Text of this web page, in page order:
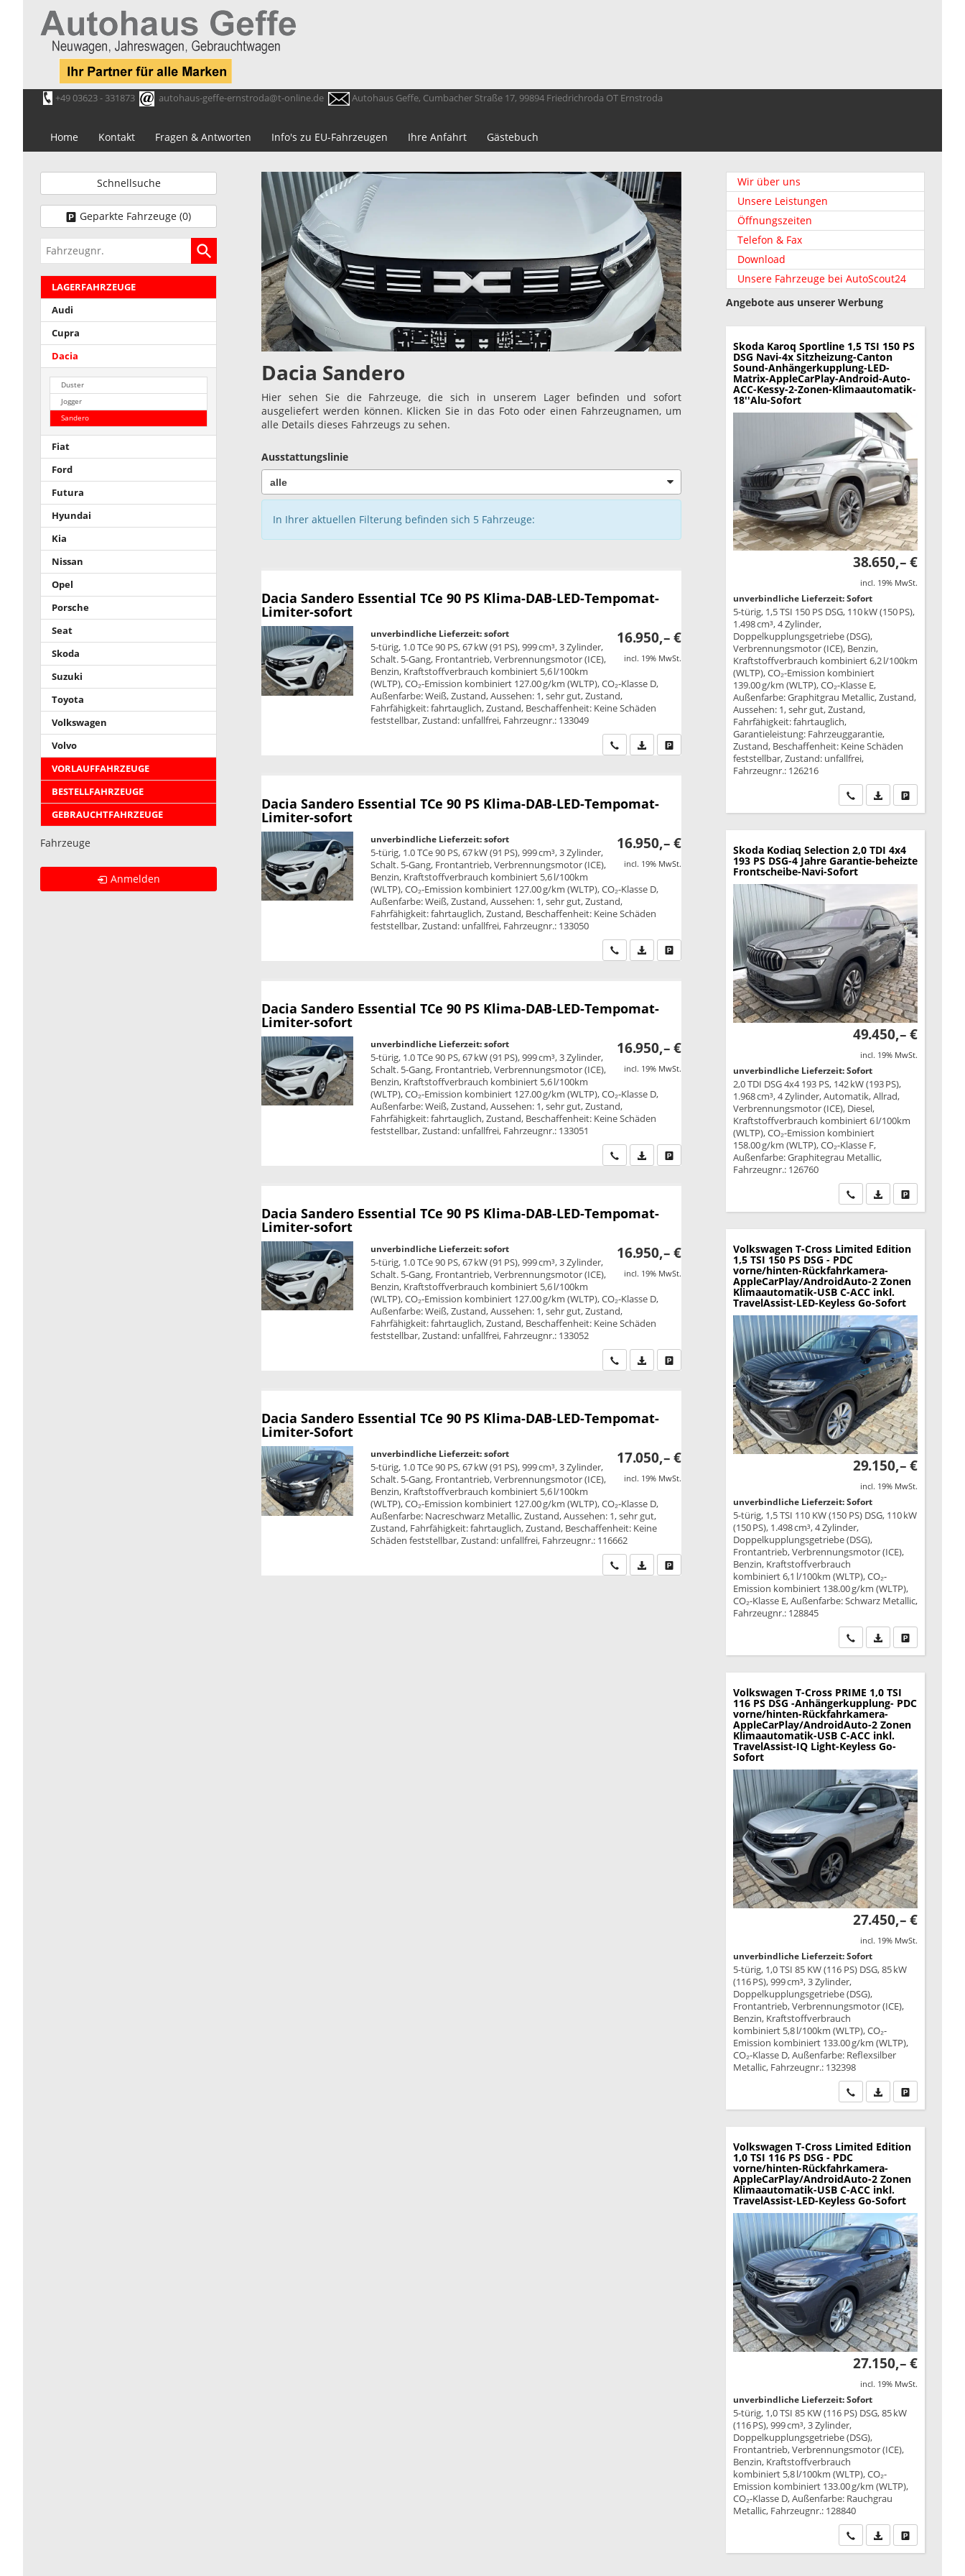
+49 03623 - 331873 autohaus-geffe-ernstroda@t-online.de Autohaus Geffe, Cumbacher Straße 17, 99894 Friedrichroda OT Ernstroda
Home Kontakt Fragen & Antworten Info's zu EU-Fahrzeugen Ihre Anfahrt Gästebuch
Dacia Sandero
Hier sehen Sie die Fahrzeuge, die sich in unserem Lager befinden und sofort
ausgeliefert werden können. Klicken Sie in das Foto oder einen Fahrzeugnamen, um
alle Details dieses Fahrzeugs zu sehen.
Ausstattungslinie
In Ihrer aktuellen Filterung befinden sich 5 Fahrzeuge:
Dacia Sandero Essential TCe 90 PS Klima-DAB-LED-Tempomat-
Limiter-sofort
16.950,– €
incl. 19% MwSt.
unverbindliche Lieferzeit: sofort
5-türig, 1.0 TCe 90 PS, 67 kW (91 PS), 999 cm³, 3 Zylinder,
Schalt. 5-Gang, Frontantrieb, Verbrennungsmotor (ICE),
Benzin, Kraftstoffverbrauch kombiniert 5,6 l/100km
(WLTP), CO₂-Emission kombiniert 127.00 g/km (WLTP), CO₂-Klasse D,
Außenfarbe: Weiß, Zustand, Aussehen: 1, sehr gut, Zustand,
Fahrfähigkeit: fahrtauglich, Zustand, Beschaffenheit: Keine Schäden
feststellbar, Zustand: unfallfrei, Fahrzeugnr.: 133049
Wir rufen Sie anPDF-Datei, Fahrzeugexposé drucken
Drucken, parken oder vergleichen
Dacia Sandero Essential TCe 90 PS Klima-DAB-LED-Tempomat-
Limiter-sofort
16.950,– €
incl. 19% MwSt.
unverbindliche Lieferzeit: sofort
5-türig, 1.0 TCe 90 PS, 67 kW (91 PS), 999 cm³, 3 Zylinder,
Schalt. 5-Gang, Frontantrieb, Verbrennungsmotor (ICE),
Benzin, Kraftstoffverbrauch kombiniert 5,6 l/100km
(WLTP), CO₂-Emission kombiniert 127.00 g/km (WLTP), CO₂-Klasse D,
Außenfarbe: Weiß, Zustand, Aussehen: 1, sehr gut, Zustand,
Fahrfähigkeit: fahrtauglich, Zustand, Beschaffenheit: Keine Schäden
feststellbar, Zustand: unfallfrei, Fahrzeugnr.: 133050
Wir rufen Sie anPDF-Datei, Fahrzeugexposé drucken
Drucken, parken oder vergleichen
Dacia Sandero Essential TCe 90 PS Klima-DAB-LED-Tempomat-
Limiter-sofort
16.950,– €
incl. 19% MwSt.
unverbindliche Lieferzeit: sofort
5-türig, 1.0 TCe 90 PS, 67 kW (91 PS), 999 cm³, 3 Zylinder,
Schalt. 5-Gang, Frontantrieb, Verbrennungsmotor (ICE),
Benzin, Kraftstoffverbrauch kombiniert 5,6 l/100km
(WLTP), CO₂-Emission kombiniert 127.00 g/km (WLTP), CO₂-Klasse D,
Außenfarbe: Weiß, Zustand, Aussehen: 1, sehr gut, Zustand,
Fahrfähigkeit: fahrtauglich, Zustand, Beschaffenheit: Keine Schäden
feststellbar, Zustand: unfallfrei, Fahrzeugnr.: 133051
Wir rufen Sie anPDF-Datei, Fahrzeugexposé drucken
Drucken, parken oder vergleichen
Dacia Sandero Essential TCe 90 PS Klima-DAB-LED-Tempomat-
Limiter-sofort
16.950,– €
incl. 19% MwSt.
unverbindliche Lieferzeit: sofort
5-türig, 1.0 TCe 90 PS, 67 kW (91 PS), 999 cm³, 3 Zylinder,
Schalt. 5-Gang, Frontantrieb, Verbrennungsmotor (ICE),
Benzin, Kraftstoffverbrauch kombiniert 5,6 l/100km
(WLTP), CO₂-Emission kombiniert 127.00 g/km (WLTP), CO₂-Klasse D,
Außenfarbe: Weiß, Zustand, Aussehen: 1, sehr gut, Zustand,
Fahrfähigkeit: fahrtauglich, Zustand, Beschaffenheit: Keine Schäden
feststellbar, Zustand: unfallfrei, Fahrzeugnr.: 133052
Wir rufen Sie anPDF-Datei, Fahrzeugexposé drucken
Drucken, parken oder vergleichen
Dacia Sandero Essential TCe 90 PS Klima-DAB-LED-Tempomat-
Limiter-Sofort
17.050,– €
incl. 19% MwSt.
unverbindliche Lieferzeit: sofort
5-türig, 1.0 TCe 90 PS, 67 kW (91 PS), 999 cm³, 3 Zylinder,
Schalt. 5-Gang, Frontantrieb, Verbrennungsmotor (ICE),
Benzin, Kraftstoffverbrauch kombiniert 5,6 l/100km
(WLTP), CO₂-Emission kombiniert 127.00 g/km (WLTP), CO₂-Klasse D,
Außenfarbe: Nacreschwarz Metallic, Zustand, Aussehen: 1, sehr gut,
Zustand, Fahrfähigkeit: fahrtauglich, Zustand, Beschaffenheit: Keine
Schäden feststellbar, Zustand: unfallfrei, Fahrzeugnr.: 116662
Wir rufen Sie anPDF-Datei, Fahrzeugexposé drucken
Drucken, parken oder vergleichen
Schnellsuche
Geparkte Fahrzeuge (0)
Fahrzeugnr.
LAGERFAHRZEUGE
Audi
Cupra
Dacia
Duster
Jogger
Sandero
Fiat
Ford
Futura
Hyundai
Kia
Nissan
Opel
Porsche
Seat
Skoda
Suzuki
Toyota
Volkswagen
Volvo
VORLAUFFAHRZEUGE
BESTELLFAHRZEUGE
GEBRAUCHTFAHRZEUGE
Fahrzeuge
Anmelden
Wir über uns
Unsere Leistungen
Öffnungszeiten
Telefon & Fax
Download
Unsere Fahrzeuge bei AutoScout24
Angebote aus unserer Werbung
Skoda Karoq Sportline 1,5 TSI 150 PS
DSG Navi-4x Sitzheizung-Canton
Sound-Anhängerkupplung-LED-
Matrix-AppleCarPlay-Android-Auto-
ACC-Kessy-2-Zonen-Klimaautomatik-
18''Alu-Sofort
38.650,– €
incl. 19% MwSt.
unverbindliche Lieferzeit: Sofort
5-türig, 1,5 TSI 150 PS DSG, 110 kW (150 PS),
1.498 cm³, 4 Zylinder,
Doppelkupplungsgetriebe (DSG),
Verbrennungsmotor (ICE), Benzin,
Kraftstoffverbrauch kombiniert 6,2 l/100km
(WLTP), CO₂-Emission kombiniert
139.00 g/km (WLTP), CO₂-Klasse E,
Außenfarbe: Graphitgrau Metallic, Zustand,
Aussehen: 1, sehr gut, Zustand,
Fahrfähigkeit: fahrtauglich,
Garantieleistung: Fahrzeuggarantie,
Zustand, Beschaffenheit: Keine Schäden
feststellbar, Zustand: unfallfrei,
Fahrzeugnr.: 126216
Wir rufen Sie an
PDF-Datei,Drucken,
Skoda Kodiaq Selection 2,0 TDI 4x4
193 PS DSG-4 Jahre Garantie-beheizte
Frontscheibe-Navi-Sofort
49.450,– €
incl. 19% MwSt.
unverbindliche Lieferzeit: Sofort
2,0 TDI DSG 4x4 193 PS, 142 kW (193 PS),
1.968 cm³, 4 Zylinder, Automatik, Allrad,
Verbrennungsmotor (ICE), Diesel,
Kraftstoffverbrauch kombiniert 6 l/100km
(WLTP), CO₂-Emission kombiniert
158.00 g/km (WLTP), CO₂-Klasse F,
Außenfarbe: Graphitegrau Metallic,
Fahrzeugnr.: 126760
Wir rufen Sie an
PDF-Datei,Drucken,
Volkswagen T-Cross Limited Edition
1,5 TSI 150 PS DSG - PDC
vorne/hinten-Rückfahrkamera-
AppleCarPlay/AndroidAuto-2 Zonen
Klimaautomatik-USB C-ACC inkl.
TravelAssist-LED-Keyless Go-Sofort
29.150,– €
incl. 19% MwSt.
unverbindliche Lieferzeit: Sofort
5-türig, 1,5 TSI 110 KW (150 PS) DSG, 110 kW
(150 PS), 1.498 cm³, 4 Zylinder,
Doppelkupplungsgetriebe (DSG),
Frontantrieb, Verbrennungsmotor (ICE),
Benzin, Kraftstoffverbrauch
kombiniert 6,1 l/100km (WLTP), CO₂-
Emission kombiniert 138.00 g/km (WLTP),
CO₂-Klasse E, Außenfarbe: Schwarz Metallic,
Fahrzeugnr.: 128845
Wir rufen Sie an
PDF-Datei,Drucken,
Volkswagen T-Cross PRIME 1,0 TSI
116 PS DSG -Anhängerkupplung- PDC
vorne/hinten-Rückfahrkamera-
AppleCarPlay/AndroidAuto-2 Zonen
Klimaautomatik-USB C-ACC inkl.
TravelAssist-IQ Light-Keyless Go-
Sofort
27.450,– €
incl. 19% MwSt.
unverbindliche Lieferzeit: Sofort
5-türig, 1,0 TSI 85 KW (116 PS) DSG, 85 kW
(116 PS), 999 cm³, 3 Zylinder,
Doppelkupplungsgetriebe (DSG),
Frontantrieb, Verbrennungsmotor (ICE),
Benzin, Kraftstoffverbrauch
kombiniert 5,8 l/100km (WLTP), CO₂-
Emission kombiniert 133.00 g/km (WLTP),
CO₂-Klasse D, Außenfarbe: Reflexsilber
Metallic, Fahrzeugnr.: 132398
Wir rufen Sie an
PDF-Datei,Drucken,
Volkswagen T-Cross Limited Edition
1,0 TSI 116 PS DSG - PDC
vorne/hinten-Rückfahrkamera-
AppleCarPlay/AndroidAuto-2 Zonen
Klimaautomatik-USB C-ACC inkl.
TravelAssist-LED-Keyless Go-Sofort
27.150,– €
incl. 19% MwSt.
unverbindliche Lieferzeit: Sofort
5-türig, 1,0 TSI 85 KW (116 PS) DSG, 85 kW
(116 PS), 999 cm³, 3 Zylinder,
Doppelkupplungsgetriebe (DSG),
Frontantrieb, Verbrennungsmotor (ICE),
Benzin, Kraftstoffverbrauch
kombiniert 5,8 l/100km (WLTP), CO₂-
Emission kombiniert 133.00 g/km (WLTP),
CO₂-Klasse D, Außenfarbe: Rauchgrau
Metallic, Fahrzeugnr.: 128840
Wir rufen Sie an
PDF-Datei,Drucken,